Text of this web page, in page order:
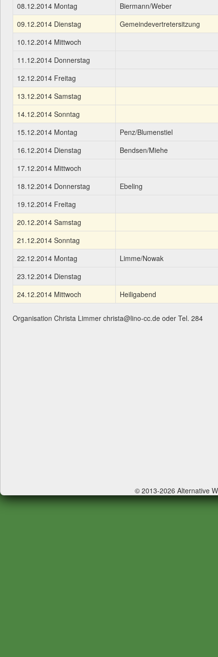
08.12.2014 Montag
Biermann/Weber
09.12.2014 Dienstag
Gemeindevertretersitzung
10.12.2014 Mittwoch
11.12.2014 Donnerstag
12.12.2014 Freitag
13.12.2014 Samstag
14.12.2014 Sonntag
15.12.2014 Montag
Penz/Blumenstiel
16.12.2014 Dienstag
Bendsen/Miehe
17.12.2014 Mittwoch
18.12.2014 Donnerstag
Ebeling
19.12.2014 Freitag
20.12.2014 Samstag
21.12.2014 Sonntag
22.12.2014 Montag
Limme/Nowak
23.12.2014 Dienstag
24.12.2014 Mittwoch
Heiligabend
Organisation Christa Limmer christa@lino-cc.de oder Tel. 284
© 2013-2026 Alternative